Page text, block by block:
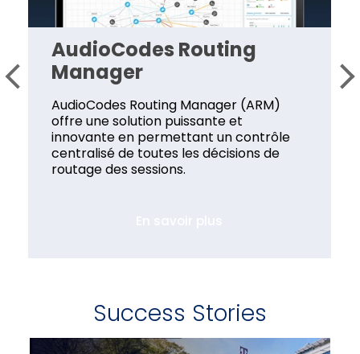
AudioCodes Routing
Manager
AudioCodes Routing Manager (ARM)
offre une solution puissante et
innovante en permettant un contrôle
centralisé de toutes les décisions de
routage des sessions.
Success Stories